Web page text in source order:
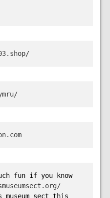
Learning can be so much fun if you know
sect this